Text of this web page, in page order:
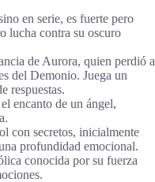
en serie, es fuerte pero
lucha contra su oscuro
de Aurora, quien perdió a
del Demonio. Juega un
respuestas.
encanto de un ángel,
con secretos, inicialmente
profundidad emocional.
conocida por su fuerza